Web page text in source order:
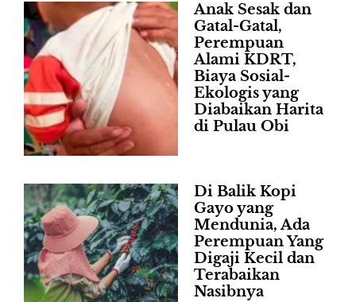
Anak Sesak dan
Gatal-Gatal,
Perempuan
Alami KDRT,
Biaya Sosial-
Ekologis yang
Diabaikan Harita
di Pulau Obi
Di Balik Kopi
Gayo yang
Mendunia, Ada
Perempuan Yang
Digaji Kecil dan
Terabaikan
Nasibnya